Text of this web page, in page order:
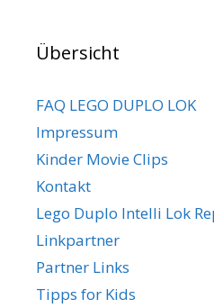
Übersicht
FAQ LEGO DUPLO LOK
Impressum
Kinder Movie Clips
Kontakt
Lego Duplo Intelli Lok
Linkpartner
Partner Links
Tipps for Kids